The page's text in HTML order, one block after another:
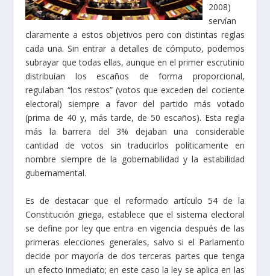
2008)
servían
claramente a estos objetivos pero con distintas reglas
cada una. Sin entrar a detalles de cómputo, podemos
subrayar que todas ellas, aunque en el primer escrutinio
distribuían los escaños de forma proporcional,
regulaban “los restos” (votos que exceden del cociente
electoral) siempre a favor del partido más votado
(prima de 40 y, más tarde, de 50 escaños). Esta regla
más la barrera del 3% dejaban una considerable
cantidad de votos sin traducirlos políticamente en
nombre siempre de la gobernabilidad y la estabilidad
gubernamental.
Es de destacar que el reformado artículo 54 de la
Constitución griega, establece que el sistema electoral
se define por ley que entra en vigencia después de las
primeras elecciones generales, salvo si el Parlamento
decide por mayoría de dos terceras partes que tenga
un efecto inmediato; en este caso la ley se aplica en las